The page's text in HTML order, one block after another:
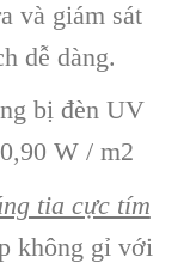
và giám sát
dễ dàng.
bị đèn UV
W / m2
tia cực tím
không gỉ với